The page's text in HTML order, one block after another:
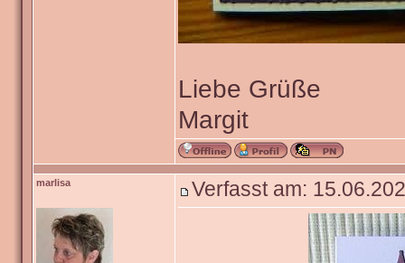
Liebe Grüße
Margit
marlisa Verfasst am: